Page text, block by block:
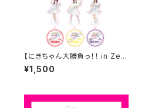
【にきちゃん大勝負っ！！ in Zep
p DiverCity】アクリルスタンド
キーホルダー
¥1,500